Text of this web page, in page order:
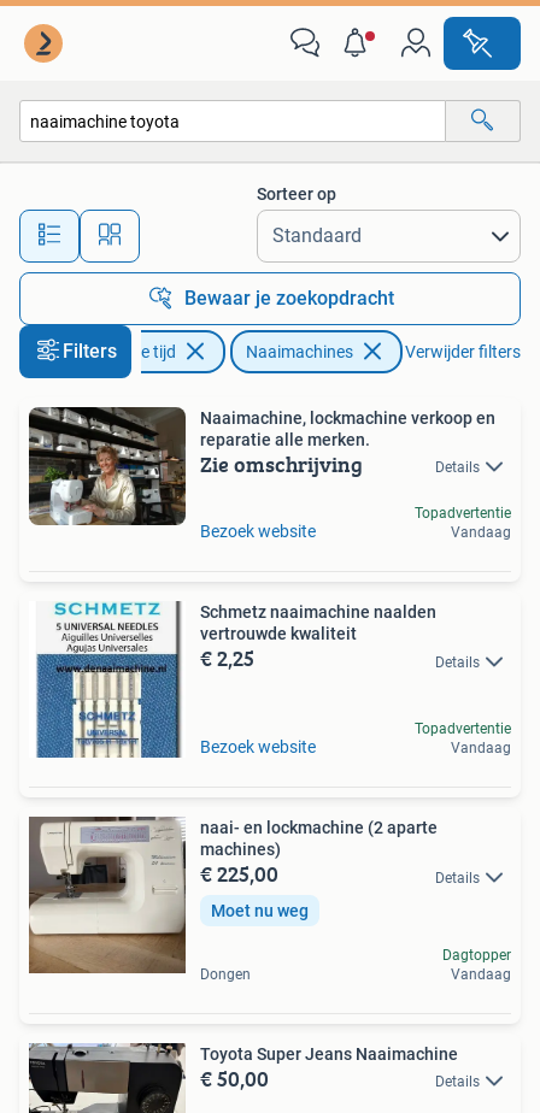
Alle afstanden…
Sorteer op
Bewaar je zoekopdracht
Filters
Hobby en Vrije tijd Naaimachines Verwijder filters
Naaimachine, lockmachine verkoop en
reparatie alle merken.
Zie omschrijving Details
Bezoek website
Topadvertentie
Vandaag
Schmetz naaimachine naalden
vertrouwde kwaliteit
€ 2,25 Details
Bezoek website
Topadvertentie
Vandaag
naai- en lockmachine (2 aparte
machines)
€ 225,00 Details
Moet nu weg
Dongen
Dagtopper
Vandaag
Toyota Super Jeans Naaimachine
€ 50,00 Details